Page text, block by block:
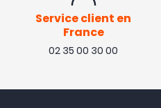
Service client en
France
02 35 00 30 00